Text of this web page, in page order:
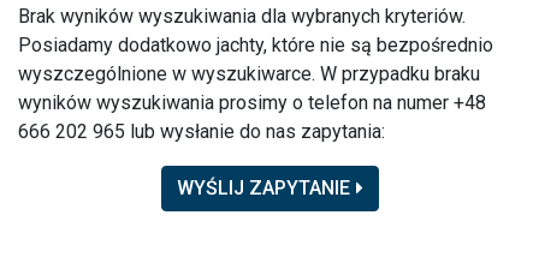
Brak wyników wyszukiwania dla wybranych kryteriów.
Posiadamy dodatkowo jachty, które nie są bezpośrednio
wyszczególnione w wyszukiwarce. W przypadku braku
wyników wyszukiwania prosimy o telefon na numer +48
666 202 965 lub wysłanie do nas zapytania:
WYŚLIJ ZAPYTANIE